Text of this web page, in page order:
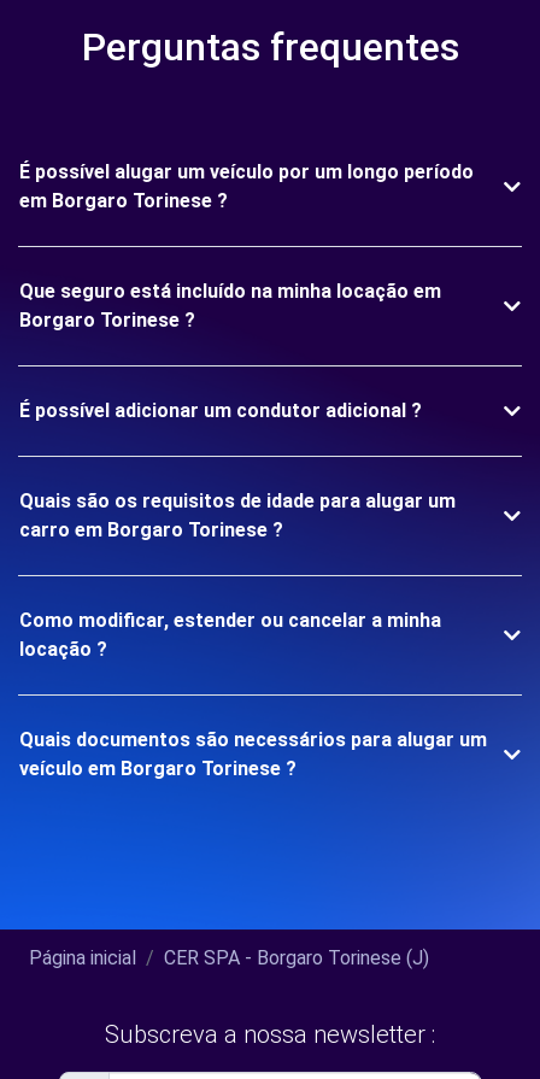
Perguntas frequentes
É possível alugar um veículo por um longo período
em Borgaro Torinese ?
Que seguro está incluído na minha locação em
Borgaro Torinese ?
É possível adicionar um condutor adicional ?
Quais são os requisitos de idade para alugar um
carro em Borgaro Torinese ?
Como modificar, estender ou cancelar a minha
locação ?
Quais documentos são necessários para alugar um
veículo em Borgaro Torinese ?
Página inicial CER SPA - Borgaro Torinese (J)
Subscreva a nossa newsletter :